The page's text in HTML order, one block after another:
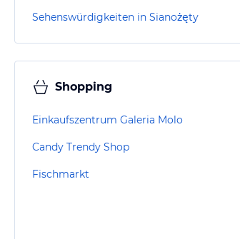
Sehenswürdigkeiten in Sianożęty
Shopping
Einkaufszentrum Galeria Molo
Candy Trendy Shop
Fischmarkt